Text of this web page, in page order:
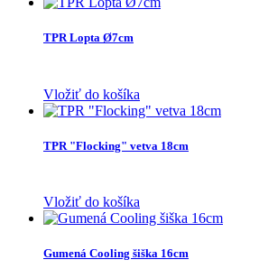
TPR Lopta Ø7cm
Vložiť do košíka
TPR "Flocking" vetva 18cm
Vložiť do košíka
Gumená Cooling šiška 16cm